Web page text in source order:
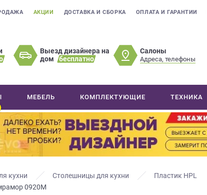
АКЦИИ ДОСТАВКА И СБОРКА ОПЛАТА И ГАРАНТИИ
Выезд дизайнера на
дом
бесплатно
Салоны
Адреса, телефоны
МЕБЕЛЬ КОМПЛЕКТУЮЩИЕ ТЕХНИКА
кухни Столешницы для кухни
Пластик HPL
0920М